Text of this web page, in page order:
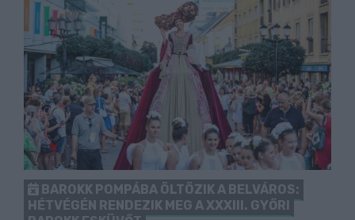
BAROKK POMPÁBA ÖLTÖZIK A BELVÁROS:
HÉTVÉGÉN RENDEZIK MEG A XXXIII. GYŐRI